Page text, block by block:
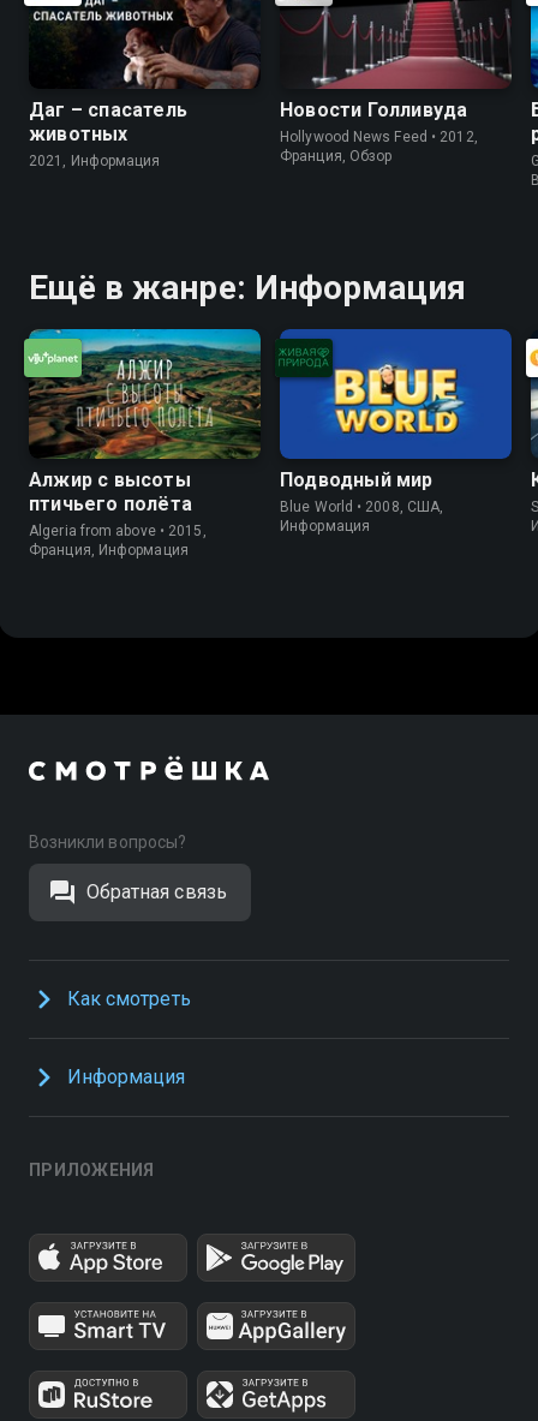
Даг – спасатель
животных
2021, Информация
Новости Голливуда
Hollywood News Feed • 2012,
Франция, Обзор
Ещё в жанре: Информация
Алжир с высоты
птичьего полёта
Algeria from above • 2015,
Франция, Информация
Подводный мир
Blue World • 2008, США,
Информация
Возникли вопросы?
Обратная связь
Как смотреть
Информация
ПРИЛОЖЕНИЯ